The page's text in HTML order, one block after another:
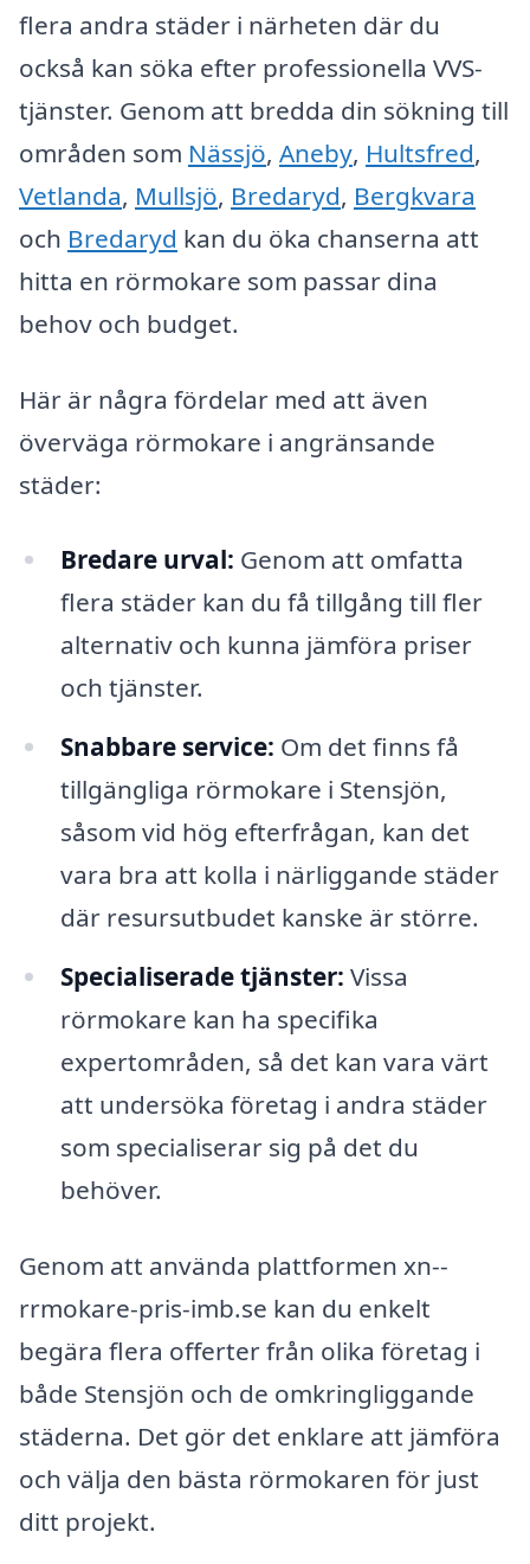
flera andra städer i närheten där du
också kan söka efter professionella VVS-
tjänster. Genom att bredda din sökning till
områden som Nässjö, Aneby, Hultsfred,
Vetlanda, Mullsjö, Bredaryd, Bergkvara
och Bredaryd kan du öka chanserna att
hitta en rörmokare som passar dina
behov och budget.
Här är några fördelar med att även
överväga rörmokare i angränsande
städer:
Bredare urval: Genom att omfatta
flera städer kan du få tillgång till fler
alternativ och kunna jämföra priser
och tjänster.
Snabbare service: Om det finns få
tillgängliga rörmokare i Stensjön,
såsom vid hög efterfrågan, kan det
vara bra att kolla i närliggande städer
där resursutbudet kanske är större.
Specialiserade tjänster: Vissa
rörmokare kan ha specifika
expertområden, så det kan vara värt
att undersöka företag i andra städer
som specialiserar sig på det du
behöver.
Genom att använda plattformen xn--
rrmokare-pris-imb.se kan du enkelt
begära flera offerter från olika företag i
både Stensjön och de omkringliggande
städerna. Det gör det enklare att jämföra
och välja den bästa rörmokaren för just
ditt projekt.